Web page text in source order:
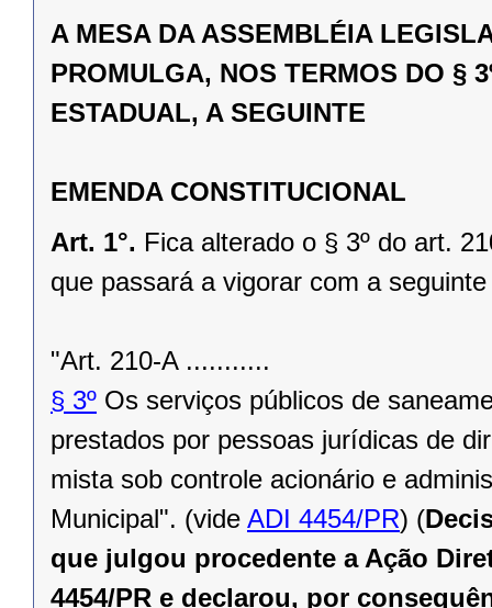
A MESA DA ASSEMBLÉIA
PROMULGA, NOS TERMOS DO §
ESTADUAL, A SEGUINTE
EMENDA CONSTITUCIONAL
Art. 1°. Fica alterado o § 3º do art.
que passará a vigorar com a
"Art. 210-A ...........
§ 3º Os serviços públicos de
prestados por pessoas jurídicas de
mista sob controle acionário e
Municipal". (vide ADI 4454/PR) (
que julgou procedente a Ação
4454/PR e declarou, por